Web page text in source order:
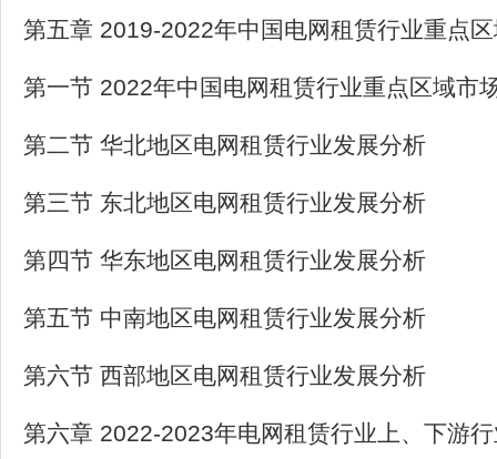
第五章 2019-2022年中国电网租赁行业重点
第一节 2022年中国电网租赁行业重点区域市
第二节 华北地区电网租赁行业发展分析
第三节 东北地区电网租赁行业发展分析
第四节 华东地区电网租赁行业发展分析
第五节 中南地区电网租赁行业发展分析
第六节 西部地区电网租赁行业发展分析
第六章 2022-2023年电网租赁行业上、下游